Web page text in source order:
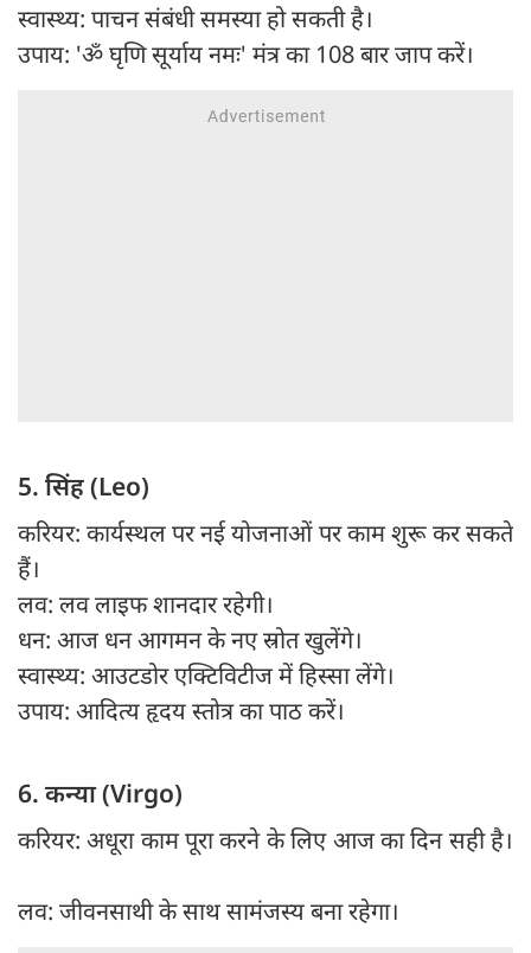
स्वास्थ्य: पाचन संबंधी समस्या हो सकती है।
उपाय: 'ॐ घृणि सूर्याय नमः' मंत्र का 108 बार जाप करें।
5. सिंह (Leo)
करियर: कार्यस्थल पर नई योजनाओं पर काम शुरू कर सकते
हैं।
लव: लव लाइफ शानदार रहेगी।
धन: आज धन आगमन के नए स्रोत खुलेंगे।
स्वास्थ्य: आउटडोर एक्टिविटीज में हिस्सा लेंगे।
उपाय: आदित्य हृदय स्तोत्र का पाठ करें।
6. कन्या (Virgo)
करियर: अधूरा काम पूरा करने के लिए आज का दिन सही है।
लव: जीवनसाथी के साथ सामंजस्य बना रहेगा।